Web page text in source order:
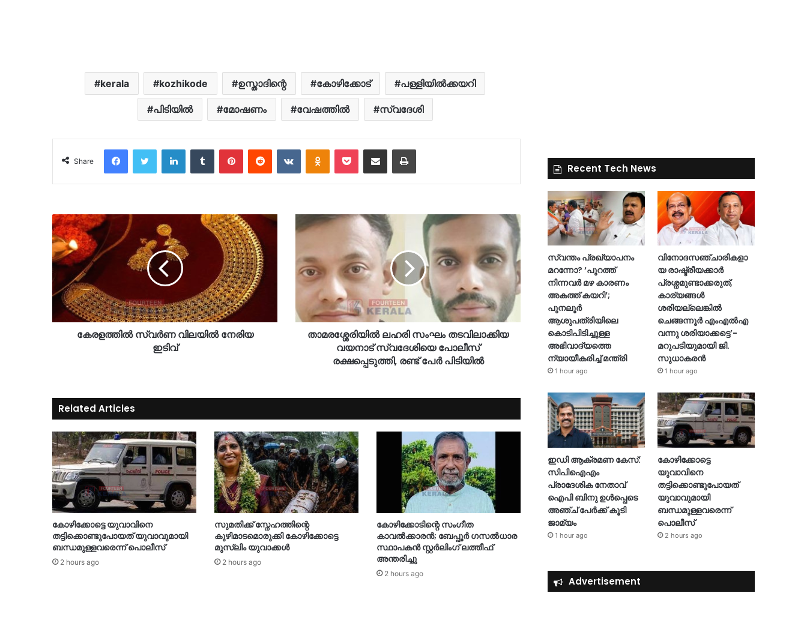
kerala kozhikode ഉസ്താദിന്റെ കോഴിക്കോട് പള്ളിയിൽക്കയറി
പിടിയിൽ മോഷണം വേഷത്തിൽ സ്വദേശി
Share
FacebookTwitter LinkedInTumblr PinterestReddit VKontakteOdnoklassniki
Pocket Share via Email Print
കേരളത്തിൽ സ്വർണ വിലയിൽ നേരിയ
ഇടിവ്
താമരശ്ശേരിയിൽ ലഹരി സംഘം തടവിലാക്കിയ
വയനാട് സ്വദേശിയെ പോലീസ്
രക്ഷപ്പെടുത്തി, രണ്ട് പേർ പിടിയിൽ
Related Articles
കോഴിക്കോട്ടെ യുവാവിനെ
തട്ടിക്കൊണ്ടുപോയത് യുവാവുമായി
ബന്ധമുള്ളവരെന്ന് പൊലീസ്
2 hours ago
സുമതിക്ക് സ്നേഹത്തിന്റെ
കുഴിമാടമൊരുക്കി കോഴിക്കോട്ടെ
മുസ്‍ലിം യുവാക്കൾ
2 hours ago
കോഴിക്കോടിന്റെ സംഗീത
കാവൽക്കാരൻ; ബേപ്പൂർ ഗസൽധാര
സ്ഥാപകൻ സ്റ്റർലിംഗ് ലത്തീഫ്
അന്തരിച്ചു
2 hours ago
Recent Tech News
സ്വന്തം പ്രഖ്യാപനം
മറന്നോ? ‘പുറത്ത്
നിന്നവർ മഴ കാരണം
അകത്ത് കയറി’;
പുനലൂർ
ആശുപത്രിയിലെ
കൊടിപിടിച്ചുള്ള
അഭിവാദ്യത്തെ
ന്യായീകരിച്ച് മന്ത്രി
1 hour ago
വിനോദസഞ്ചാരികളാ
യ രാഷ്ട്രീയക്കാർ
പ്രശ്നമുണ്ടാക്കരുത്,
കാര്യങ്ങൾ
ശരിയല്ലെങ്കിൽ
ചെങ്ങന്നൂർ എംഎൽഎ
വന്നു ശരിയാക്കട്ടെ’-
മറുപടിയുമായി ജി.
സുധാകരൻ
1 hour ago
ഇഡി ആക്രമണ കേസ്:
സിപിഐഎം
പ്രാദേശിക നേതാവ്
ഐപി ബിനു ഉൾപ്പെടെ
അഞ്ച് പേർക്ക് കൂടി
ജാമ്യം
1 hour ago
കോഴിക്കോട്ടെ
യുവാവിനെ
തട്ടിക്കൊണ്ടുപോയത്
യുവാവുമായി
ബന്ധമുള്ളവരെന്ന്
പൊലീസ്
2 hours ago
Advertisement